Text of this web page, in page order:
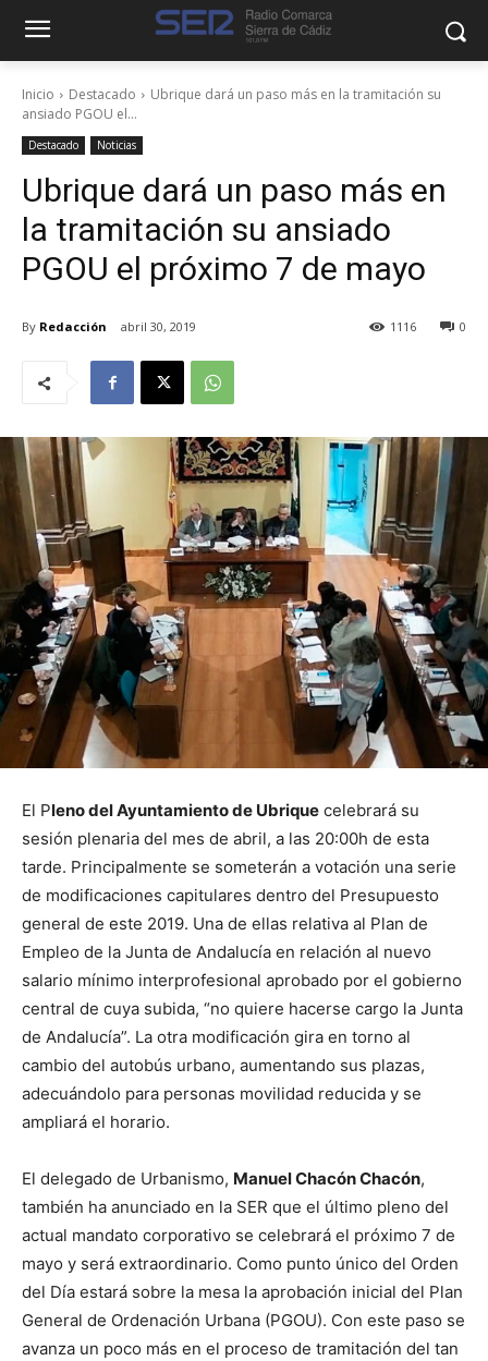
Inicio Destacado
Ubrique dará un paso más en la tramitación su
ansiado PGOU el...
Destacado Noticias
Ubrique dará un paso más en
la tramitación su ansiado
PGOU el próximo 7 de mayo
By Redacción abril 30, 2019 0
1116
El Pleno del Ayuntamiento de Ubrique celebrará su
sesión plenaria del mes de abril, a las 20:00h de esta
tarde. Principalmente se someterán a votación una serie
de modificaciones capitulares dentro del Presupuesto
general de este 2019. Una de ellas relativa al Plan de
Empleo de la Junta de Andalucía en relación al nuevo
salario mínimo interprofesional aprobado por el gobierno
central de cuya subida, “no quiere hacerse cargo la Junta
de Andalucía”. La otra modificación gira en torno al
cambio del autobús urbano, aumentando sus plazas,
adecuándolo para personas movilidad reducida y se
ampliará el horario.
El delegado de Urbanismo, Manuel Chacón Chacón,
también ha anunciado en la SER que el último pleno del
actual mandato corporativo se celebrará el próximo 7 de
mayo y será extraordinario. Como punto único del Orden
del Día estará sobre la mesa la aprobación inicial del Plan
General de Ordenación Urbana (PGOU). Con este paso se
avanza un poco más en el proceso de tramitación del tan